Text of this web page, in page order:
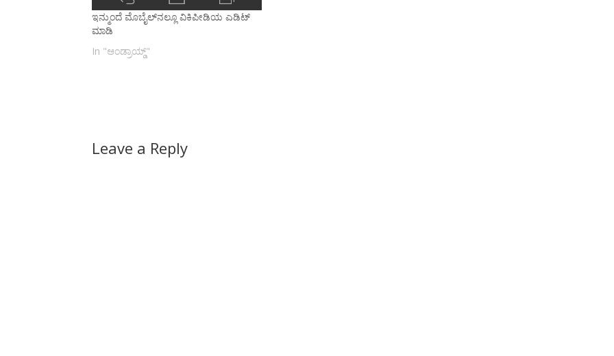
ಇನ್ಮುಂದೆ ಮೊಬೈಲ್‌ನಲ್ಲೂ ವಿಕಿಪೀಡಿಯ ಎಡಿಟ್
ಮಾಡಿ
In "ಆಂಡ್ರಾಯ್ಡ್"
Leave a Reply